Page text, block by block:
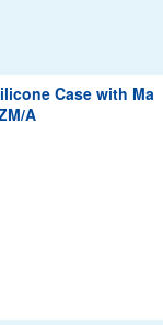
Case with Ma
A